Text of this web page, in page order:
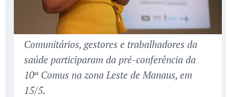
Comunitários, gestores e trabalhadores da
saúde participaram da pré-conferência da
10ª Comus na zona Leste de Manaus, em
15/5.